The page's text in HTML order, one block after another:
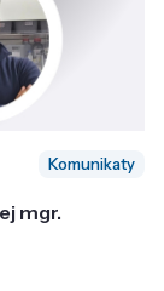
Komunikaty
mgr.